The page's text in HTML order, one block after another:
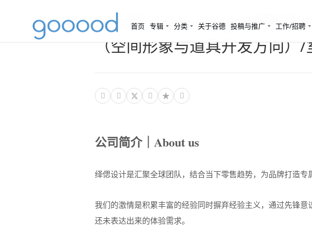
首页 专辑 分类 关于谷德 投稿与推广 工作/招聘
（上海）yees design 绎偲设
（空间形象与道具开发方向）/
   
公司简介｜About us
绎偲设计是汇聚全球团队，结合当下零售趋势，为品牌打造专
我们的激情是积累丰富的经验同时摒弃经验主义，通过先锋
还未表达出来的体验需求。